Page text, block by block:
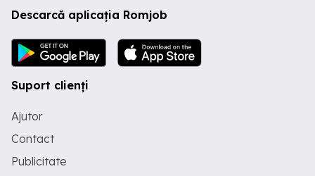
Descarcă aplicația Romjob
Suport clienți
Ajutor
Contact
Publicitate